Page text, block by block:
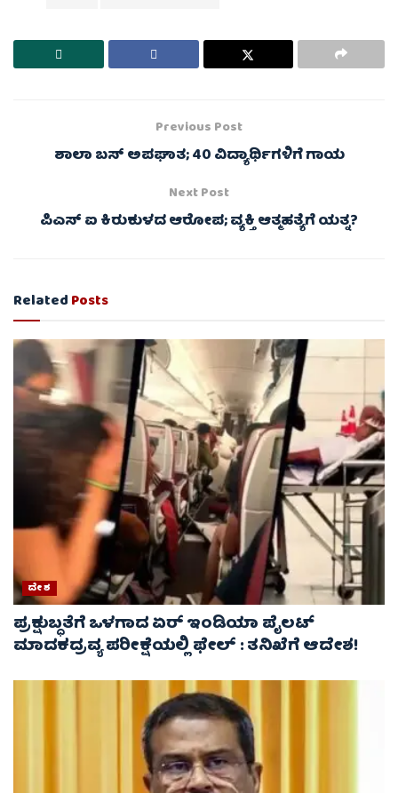
Previous Post
ಶಾಲಾ ಬಸ್ ಅಪಘಾತ; 40 ವಿದ್ಯಾರ್ಥಿಗಳಿಗೆ ಗಾಯ
Next Post
ಪಿಎಸ್ ಐ ಕಿರುಕುಳದ ಆರೋಪ; ವ್ಯಕ್ತಿ ಆತ್ಮಹತ್ಯೆಗೆ ಯತ್ನ?
RelatedPosts
ದೇಶ
ಪ್ರಕ್ಷುಬ್ಧತೆಗೆ ಒಳಗಾದ ಏರ್ ಇಂಡಿಯಾ ಪೈಲಟ್
ಮಾದಕದ್ರವ್ಯ ಪರೀಕ್ಷೆಯಲ್ಲಿ ಫೇಲ್ : ತನಿಖೆಗೆ ಆದೇಶ!